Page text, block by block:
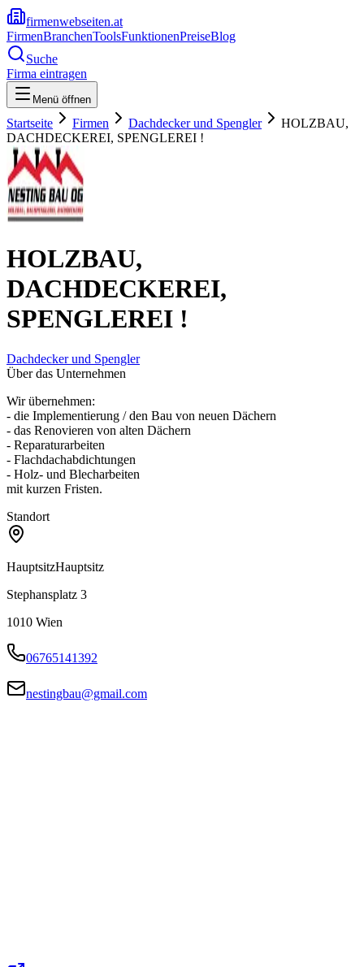
firmenwebseiten.at
FirmenBranchenToolsFunktionenPreiseBlog
Suche
Firma eintragen
Menü öffnen
Startseite Firmen Dachdecker und Spengler
HOLZBAU,
DACHDECKEREI, SPENGLEREI !
HOLZBAU,
DACHDECKEREI,
SPENGLEREI !
Dachdecker und Spengler
Über das Unternehmen
Wir übernehmen:
- die Implementierung / den Bau von neuen Dächern
- das Renovieren von alten Dächern
- Reparaturarbeiten
- Flachdachabdichtungen
- Holz- und Blecharbeiten
mit kurzen Fristen.
Standort
HauptsitzHauptsitz
Stephansplatz 3
1010 Wien
06765141392
nestingbau@gmail.com